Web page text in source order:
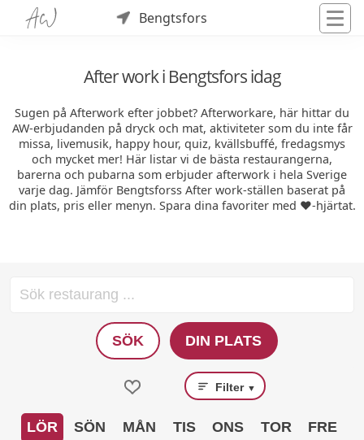
Bengtsfors
After work i Bengtsfors idag
Sugen på Afterwork efter jobbet? Afterworkare, här hittar du
AW-erbjudanden på dryck och mat, aktiviteter som du inte får
missa, livemusik, happy hour, quiz, kvällsbuffé, fredagsmys
och mycket mer! Här listar vi de bästa restaurangerna,
barerna och pubarna som erbjuder afterwork i hela Sverige
varje dag. Jämför Bengtsforss After work-ställen baserat på
din plats, pris eller menyn. Spara dina favoriter med ❤️-hjärtat.
SÖK DIN PLATS
Filter ▼
LÖR SÖN MÅN TIS ONS TOR FRE